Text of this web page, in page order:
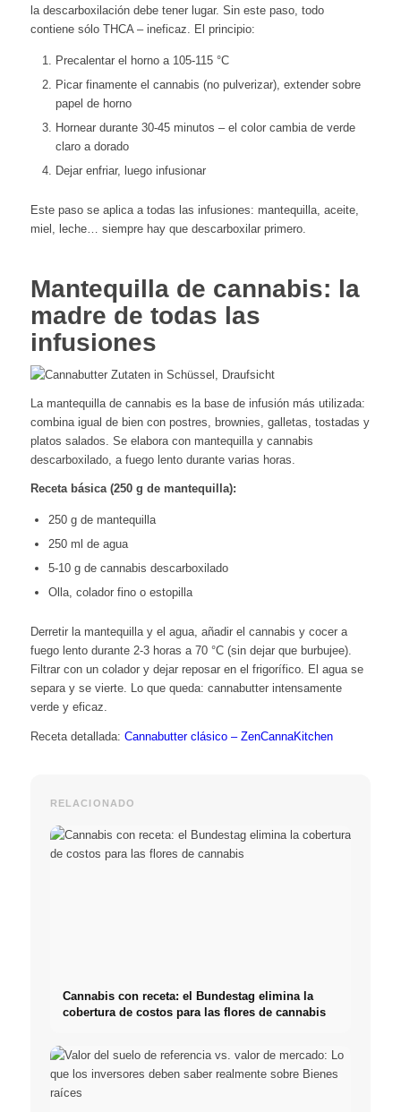
la descarboxilación debe tener lugar. Sin este paso, todo
contiene sólo THCA – ineficaz. El principio:
Precalentar el horno a 105-115 °C
Picar finamente el cannabis (no pulverizar), extender sobre
papel de horno
Hornear durante 30-45 minutos – el color cambia de verde
claro a dorado
Dejar enfriar, luego infusionar
Este paso se aplica a todas las infusiones: mantequilla, aceite,
miel, leche… siempre hay que descarboxilar primero.
Mantequilla de cannabis: la
madre de todas las
infusiones
La mantequilla de cannabis es la base de infusión más utilizada:
combina igual de bien con postres, brownies, galletas, tostadas y
platos salados. Se elabora con mantequilla y cannabis
descarboxilado, a fuego lento durante varias horas.
Receta básica (250 g de mantequilla):
250 g de mantequilla
250 ml de agua
5-10 g de cannabis descarboxilado
Olla, colador fino o estopilla
Derretir la mantequilla y el agua, añadir el cannabis y cocer a
fuego lento durante 2-3 horas a 70 °C (sin dejar que burbujee).
Filtrar con un colador y dejar reposar en el frigorífico. El agua se
separa y se vierte. Lo que queda: cannabutter intensamente
verde y eficaz.
Receta detallada: Cannabutter clásico – ZenCannaKitchen
RELACIONADO
Cannabis con receta: el Bundestag elimina la
cobertura de costos para las flores de cannabis